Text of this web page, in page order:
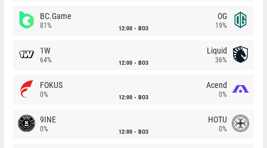
BC.Game
81% 12:00 BO3
OG
19%
1W
64% 12:00 BO3
Liquid
36%
FOKUS
0% 12:00 BO3
Acend
0%
9INE
0% 12:00 BO3
HOTU
0%